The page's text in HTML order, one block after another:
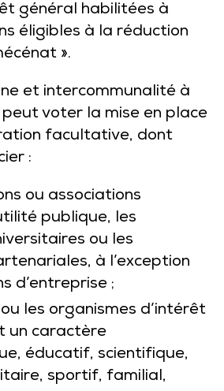
général habilitées à
éligibles à la réduction
».
et intercommunalité à
voter la mise en place
facultative, dont
:
ou associations
publique, les
ou les
à l’exception
d’entreprise ;
les organismes d’intérêt
un caractère
éducatif, scientifique,
sportif, familial,